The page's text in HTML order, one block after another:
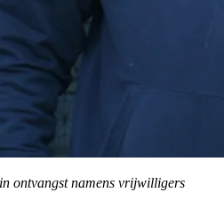
ontvangst namens vrijwilligers